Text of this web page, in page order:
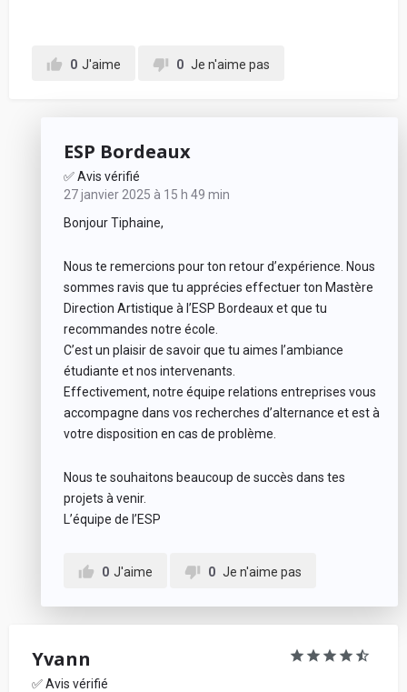
0 J'aime 0 Je n'aime pas
ESP Bordeaux
✅ Avis vérifié
27 janvier 2025 à 15 h 49 min
Bonjour Tiphaine,
Nous te remercions pour ton retour d’expérience. Nous
sommes ravis que tu apprécies effectuer ton Mastère
Direction Artistique à l’ESP Bordeaux et que tu
recommandes notre école.
C’est un plaisir de savoir que tu aimes l’ambiance
étudiante et nos intervenants.
Effectivement, notre équipe relations entreprises vous
accompagne dans vos recherches d’alternance et est à
votre disposition en cas de problème.
Nous te souhaitons beaucoup de succès dans tes
projets à venir.
L’équipe de l’ESP
0 J'aime 0 Je n'aime pas
Yvann
✅ Avis vérifié